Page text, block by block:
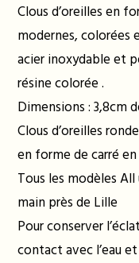
Clous d’oreilles en
modernes, colorées
acier inoxydable et
résine colorée .
Dimensions : 3,8cm
Clous d’oreilles
en forme de carré
Tous les modèles
main près de Lille
Pour conserver
contact avec l’eau